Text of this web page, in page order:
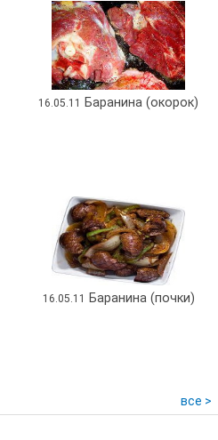
16.05.11 Баранина (окорок)
16.05.11 Баранина (почки)
все >